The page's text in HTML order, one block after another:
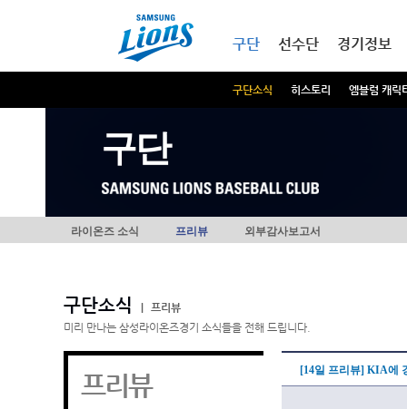
구단
구단소식 히스토리 엠블럼 캐릭
선수단 경기정보
구단
라이온즈 소식 프리뷰 외부감사보고서
구단소식
프리뷰
미리 만나는 삼성라이온즈경기 소식들을 전해 드립니다.
프리뷰 [14일 프리뷰] KIA에